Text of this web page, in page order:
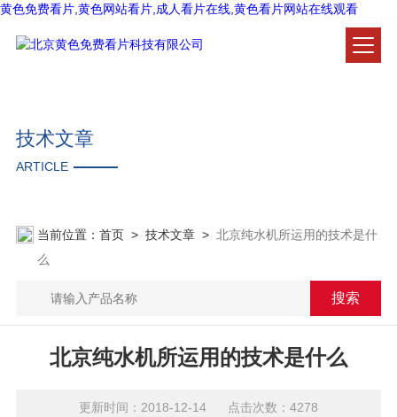
黄色免费看片,黄色网站看片,成人看片在线,黄色看片网站在线观看
技术文章
ARTICLE
当前位置： 首页> 技术文章> 北京纯水机所运用的技术是什
么
北京纯水机所运用的技术是什么
更新时间：2018-12-14 点击次数：4278